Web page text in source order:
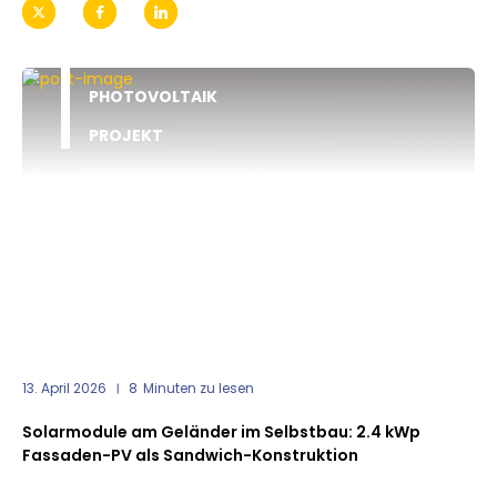
PHOTOVOLTAIK
PROJEKT
13. April 2026 8 Minuten zu lesen
Solarmodule am Geländer im Selbstbau: 2.4 kWp
Fassaden-PV als Sandwich-Konstruktion